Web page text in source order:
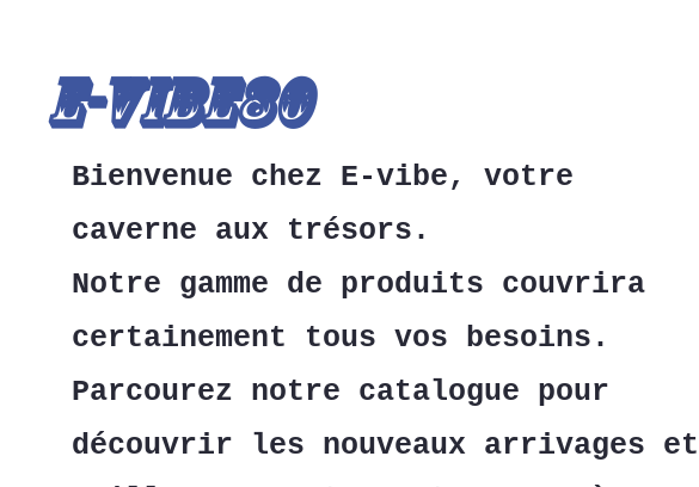
E-Vibe80
Bienvenue chez E-vibe, votre
caverne aux trésors.
Notre gamme de produits couvrira
certainement tous vos besoins.
Parcourez notre catalogue pour
découvrir les nouveaux arrivages et